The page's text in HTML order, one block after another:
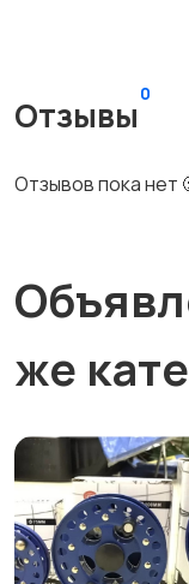
Отзывы
0
Отзывов пока нет
же